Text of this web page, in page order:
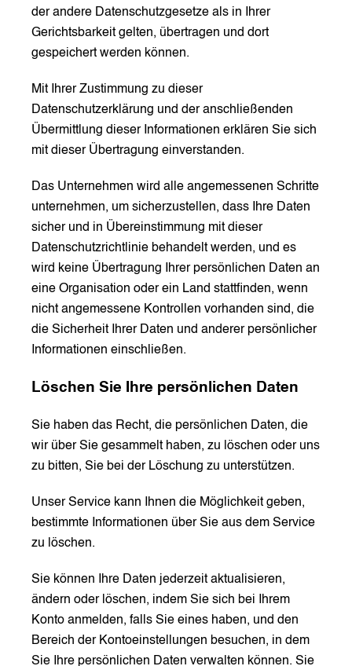
der andere Datenschutzgesetze als in Ihrer
Gerichtsbarkeit gelten, übertragen und dort
gespeichert werden können.
Mit Ihrer Zustimmung zu dieser
Datenschutzerklärung und der anschließenden
Übermittlung dieser Informationen erklären Sie sich
mit dieser Übertragung einverstanden.
Das Unternehmen wird alle angemessenen Schritte
unternehmen, um sicherzustellen, dass Ihre Daten
sicher und in Übereinstimmung mit dieser
Datenschutzrichtlinie behandelt werden, und es
wird keine Übertragung Ihrer persönlichen Daten an
eine Organisation oder ein Land stattfinden, wenn
nicht angemessene Kontrollen vorhanden sind, die
die Sicherheit Ihrer Daten und anderer persönlicher
Informationen einschließen.
Löschen Sie Ihre persönlichen Daten
Sie haben das Recht, die persönlichen Daten, die
wir über Sie gesammelt haben, zu löschen oder uns
zu bitten, Sie bei der Löschung zu unterstützen.
Unser Service kann Ihnen die Möglichkeit geben,
bestimmte Informationen über Sie aus dem Service
zu löschen.
Sie können Ihre Daten jederzeit aktualisieren,
ändern oder löschen, indem Sie sich bei Ihrem
Konto anmelden, falls Sie eines haben, und den
Bereich der Kontoeinstellungen besuchen, in dem
Sie Ihre persönlichen Daten verwalten können. Sie